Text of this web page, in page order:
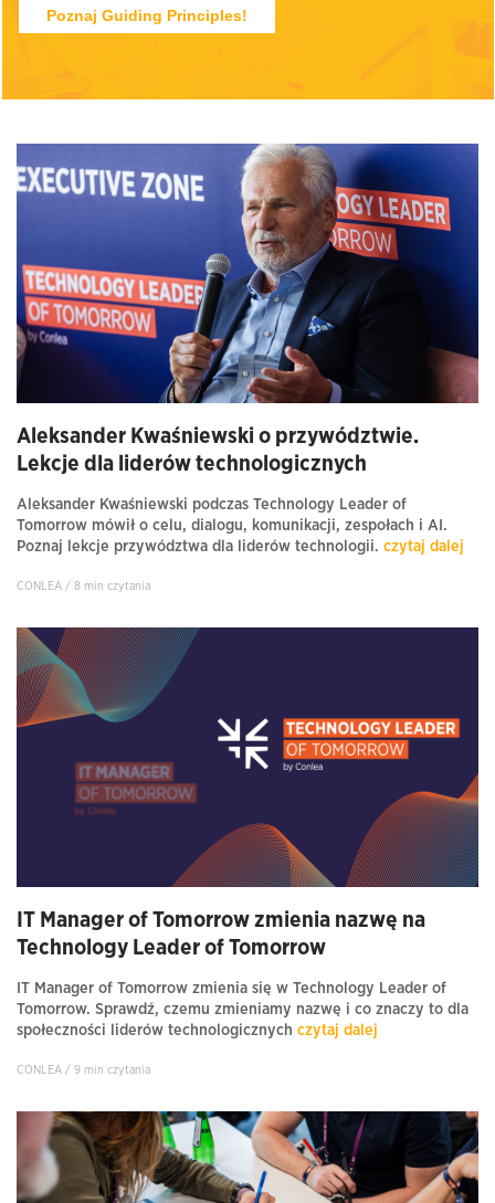
Poznaj Guiding Principles!
Aleksander Kwaśniewski o przywództwie.
Lekcje dla liderów technologicznych
Aleksander Kwaśniewski podczas Technology Leader of
Tomorrow mówił o celu, dialogu, komunikacji, zespołach i AI.
Poznaj lekcje przywództwa dla liderów technologii. czytaj dalej
CONLEA / 8 min czytania
IT Manager of Tomorrow zmienia nazwę na
Technology Leader of Tomorrow
IT Manager of Tomorrow zmienia się w Technology Leader of
Tomorrow. Sprawdź, czemu zmieniamy nazwę i co znaczy to dla
społeczności liderów technologicznych czytaj dalej
CONLEA / 9 min czytania